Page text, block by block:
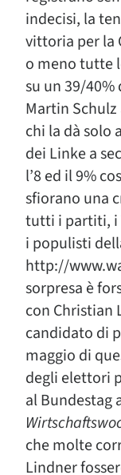
indecisi, la
vittoria per la
o meno tutte
su un 39/40%
Martin Schulz
chi la dà solo
dei Linke a
l’8 ed il 9%
sfiorano una
tutti i partiti, i
i populisti
http://
sorpresa è
con Christian
candidato di
maggio di
degli elettori
al Bundestag
che molte
Lindner